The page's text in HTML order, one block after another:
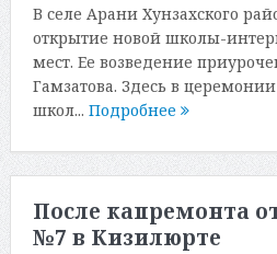
В селе Арани Хунзахского
открытие новой школы-
мест. Ее возведение
Гамзатова. Здесь в
школ... Подробнее
После капремонта
№7 в Кизилюрте